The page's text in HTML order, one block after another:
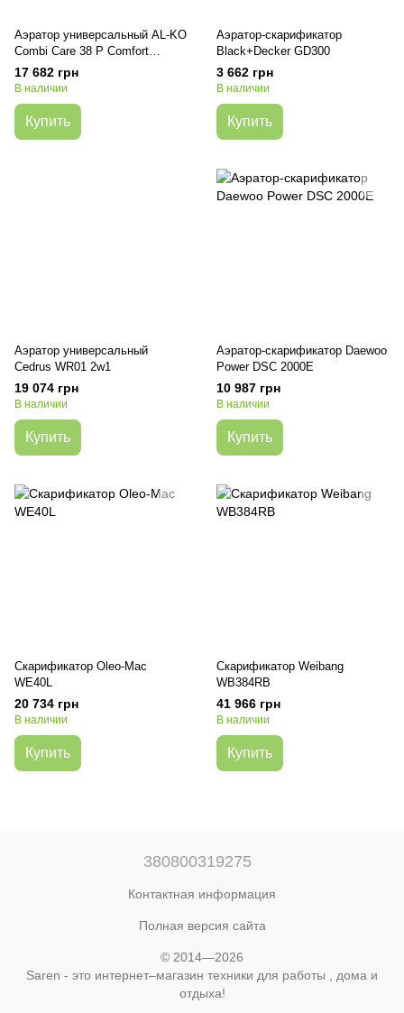
Аэратор универсальный AL-KO
Combi Care 38 P Comfort
(112799)
17 682 грн
В наличии
Купить
Аэратор-скарификатор
Black+Decker GD300
3 662 грн
В наличии
Купить
Аэратор универсальный
Cedrus WR01 2w1
19 074 грн
В наличии
Купить
Аэратор-скарификатор Daewoo
Power DSC 2000E
10 987 грн
В наличии
Купить
Скарификатор Oleo-Mac
WE40L
20 734 грн
В наличии
Купить
Скарификатор Weibang
WB384RB
41 966 грн
В наличии
Купить
380800319275
Контактная информация
Полная версия сайта
© 2014—2026
Saren - это интернет–магазин техники для работы , дома и
отдыха!